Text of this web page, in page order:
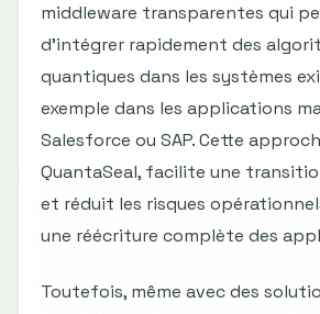
middleware transparentes qui
d’intégrer rapidement des
quantiques dans les systèmes
exemple dans les applications
Salesforce ou SAP. Cette
QuantaSeal, facilite une
et réduit les risques
une réécriture complète des
Toutefois, même avec des